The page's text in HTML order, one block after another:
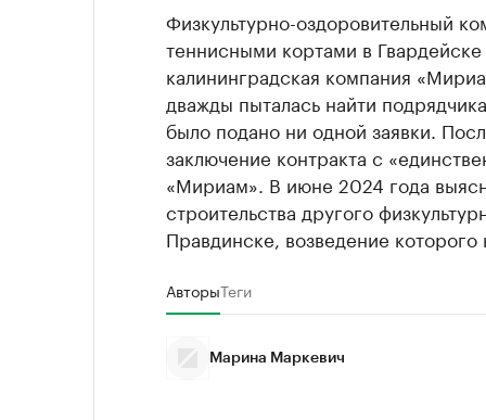
Физкультурно-оздоровительный
теннисными кортами в
калининградская компания
дважды пыталась найти
было подано ни одной заявки.
заключение контракта с
«Мириам». В июне 2024 года
строительства другого
Правдинске, возведение которого
АвторыТеги
Марина Маркевич